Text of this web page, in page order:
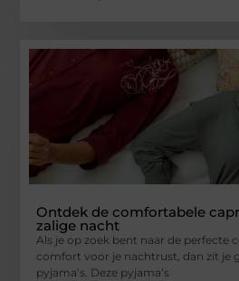
Ontdek de comfortabele
zalige nacht
Als je op zoek bent naar de perfecte
comfort voor je nachtrust, dan zit je
pyjama’s. Deze pyjama’s